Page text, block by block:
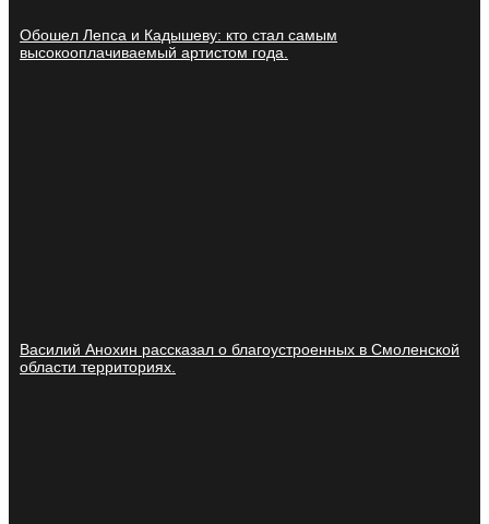
Обошел Лепса и Кадышеву: кто стал самым
высокооплачиваемый артистом года.
Василий Анохин рассказал о благоустроенных в Смоленской
области территориях.